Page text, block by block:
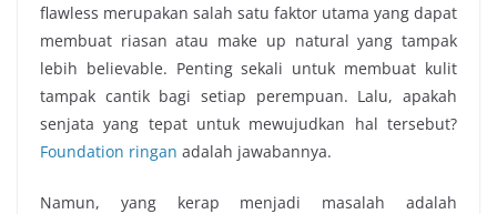
flawless merupakan salah satu faktor utama yang dapat
membuat riasan atau make up natural yang tampak
lebih believable. Penting sekali untuk membuat kulit
tampak cantik bagi setiap perempuan. Lalu, apakah
senjata yang tepat untuk mewujudkan hal tersebut?
Foundation ringan adalah jawabannya.
Namun, yang kerap menjadi masalah adalah